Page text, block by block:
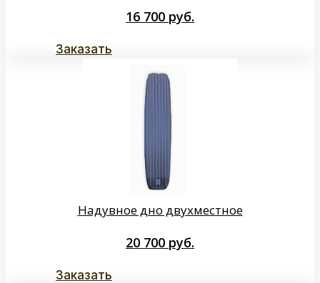
16 700 руб.
Заказать
Надувное дно двухместное
20 700 руб.
Заказать